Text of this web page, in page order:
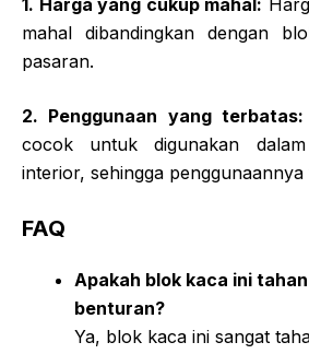
mahal dibandingkan dengan
pasaran.
2. Penggunaan yang terbatas:
cocok untuk digunakan
interior, sehingga penggunaannya
FAQ
Apakah blok kaca ini
benturan?
Ya, blok kaca ini sangat